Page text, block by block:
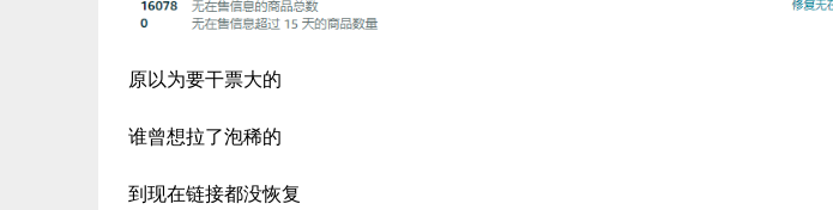
原以为要干票大的
谁曾想拉了泡稀的
到现在链接都没恢复